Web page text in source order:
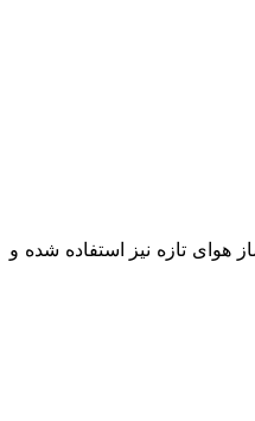
هوای تازه نیز استفاده شده و